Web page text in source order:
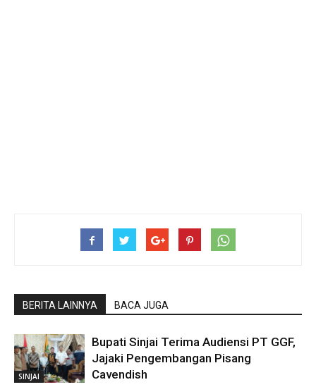
BERITA LAINNYA BACA JUGA
SINJAI
Bupati Sinjai Terima Audiensi PT GGF,
Jajaki Pengembangan Pisang
Cavendish